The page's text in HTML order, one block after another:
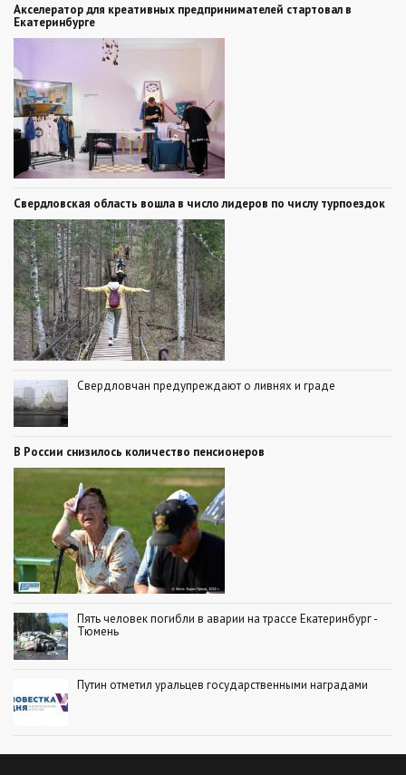
Акселератор для креативных предпринимателей стартовал в
Екатеринбурге
Свердловская область вошла в число лидеров по числу турпоездок
Свердловчан предупреждают о ливнях и граде
В России снизилось количество пенсионеров
Пять человек погибли в аварии на трассе Екатеринбург -
Тюмень
Путин отметил уральцев государственными наградами